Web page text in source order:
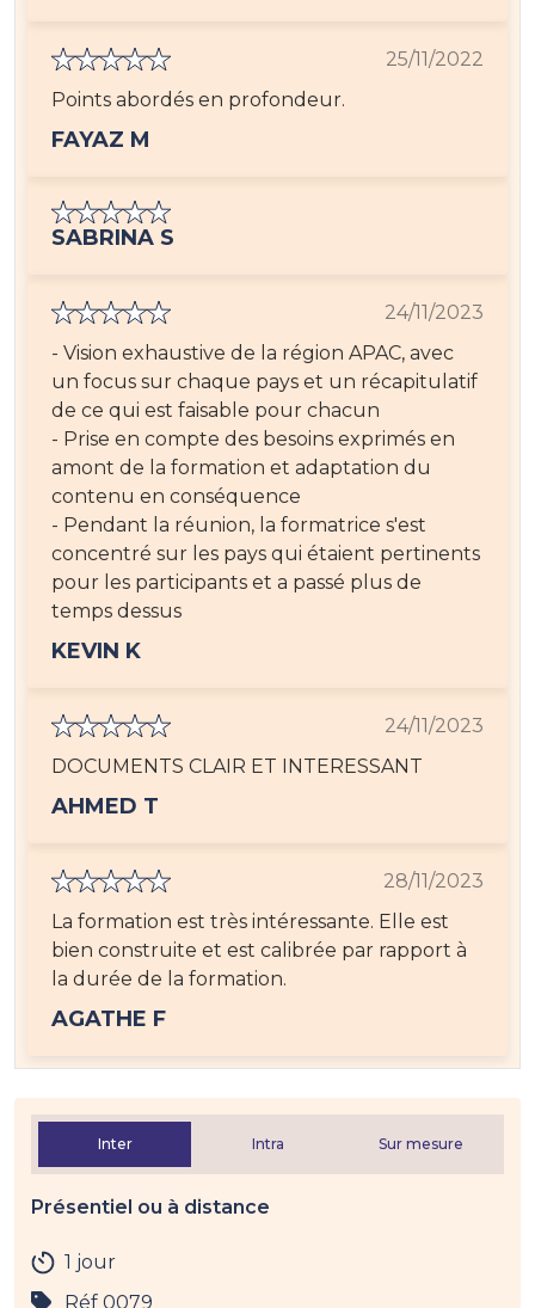
25/11/2022
Points abordés en profondeur.
FAYAZ M
SABRINA S
24/11/2023
- Vision exhaustive de la région APAC, avec
un focus sur chaque pays et un récapitulatif
de ce qui est faisable pour chacun
- Prise en compte des besoins exprimés en
amont de la formation et adaptation du
contenu en conséquence
- Pendant la réunion, la formatrice s'est
concentré sur les pays qui étaient pertinents
pour les participants et a passé plus de
temps dessus
KEVIN K
24/11/2023
DOCUMENTS CLAIR ET INTERESSANT
AHMED T
28/11/2023
La formation est très intéressante. Elle est
bien construite et est calibrée par rapport à
la durée de la formation.
AGATHE F
Inter Intra Sur mesure
Présentiel ou à distance
1 jour
Réf 0079